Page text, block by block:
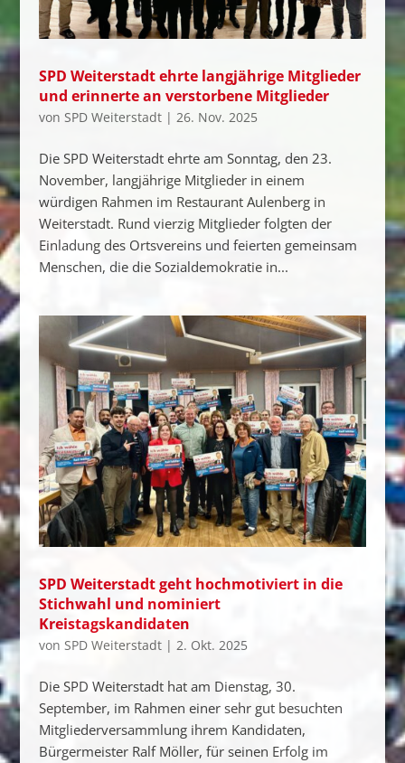
SPD Weiterstadt ehrte langjährige Mitglieder
und erinnerte an verstorbene Mitglieder
von SPD Weiterstadt| 26. Nov. 2025
Die SPD Weiterstadt ehrte am Sonntag, den 23.
November, langjährige Mitglieder in einem
würdigen Rahmen im Restaurant Aulenberg in
Weiterstadt. Rund vierzig Mitglieder folgten der
Einladung des Ortsvereins und feierten gemeinsam
Menschen, die die Sozialdemokratie in...
SPD Weiterstadt geht hochmotiviert in die
Stichwahl und nominiert
Kreistagskandidaten
von SPD Weiterstadt| 2. Okt. 2025
Die SPD Weiterstadt hat am Dienstag, 30.
September, im Rahmen einer sehr gut besuchten
Mitgliederversammlung ihrem Kandidaten,
Bürgermeister Ralf Möller, für seinen Erfolg im